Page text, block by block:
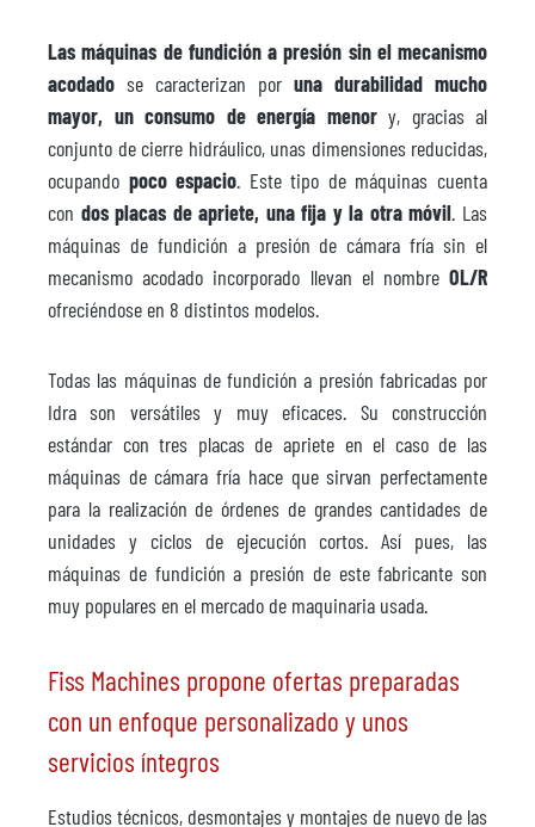
Las máquinas de fundición a presión sin el mecanismo
acodado se caracterizan por una durabilidad mucho
mayor, un consumo de energía menory, gracias al
conjunto de cierre hidráulico, unas dimensiones reducidas,
ocupando poco espacio. Este tipo de máquinas cuenta
con dos placas de apriete, una fija y la otra móvil. Las
máquinas de fundición a presión de cámara fría sin el
mecanismo acodado incorporado llevan el nombre OL/R
ofreciéndose en 8 distintos modelos.
Todas las máquinas de fundición a presión fabricadas por
Idra son versátiles y muy eficaces. Su construcción
estándar con tres placas de apriete en el caso de las
máquinas de cámara fría hace que sirvan perfectamente
para la realización de órdenes de grandes cantidades de
unidades y ciclos de ejecución cortos. Así pues, las
máquinas de fundición a presión de este fabricante son
muy populares en el mercado de maquinaria usada.
Fiss Machines propone ofertas preparadas
con un enfoque personalizado y unos
servicios íntegros
Estudios técnicos, desmontajes y montajes de nuevo de las